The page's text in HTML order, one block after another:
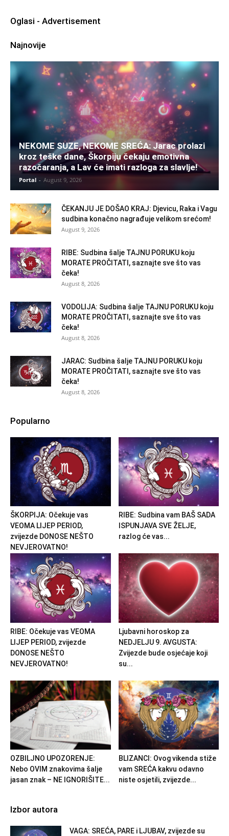
Oglasi - Advertisement
Najnovije
NEKOME SUZE, NEKOME SREĆA: Jarac prolazi
kroz teške dane, Škorpiju čekaju emotivna
razočaranja, a Lav će imati razloga za slavlje!
Portal - August 9, 2026
ČEKANJU JE DOŠAO KRAJ: Djevicu, Raka i Vagu
sudbina konačno nagrađuje velikom srećom!
August 9, 2026
RIBE: Sudbina šalje TAJNU PORUKU koju
MORATE PROČITATI, saznajte sve što vas
čeka!
August 8, 2026
VODOLIJA: Sudbina šalje TAJNU PORUKU koju
MORATE PROČITATI, saznajte sve što vas
čeka!
August 8, 2026
JARAC: Sudbina šalje TAJNU PORUKU koju
MORATE PROČITATI, saznajte sve što vas
čeka!
August 8, 2026
Popularno
ŠKORPIJA: Očekuje vas
VEOMA LIJEP PERIOD,
zvijezde DONOSE NEŠTO
NEVJEROVATNO!
RIBE: Sudbina vam BAŠ SADA
ISPUNJAVA SVE ŽELJE,
razlog će vas...
RIBE: Očekuje vas VEOMA
LIJEP PERIOD, zvijezde
DONOSE NEŠTO
NEVJEROVATNO!
Ljubavni horoskop za
NEDJELJU 9. AVGUSTA:
Zvijezde bude osjećaje koji
su...
OZBILJNO UPOZORENJE:
Nebo OVIM znakovima šalje
jasan znak – NE IGNORIŠITE...
BLIZANCI: Ovog vikenda stiže
vam SREĆA kakvu odavno
niste osjetili, zvijezde...
Izbor autora
VAGA: SREĆA, PARE i LJUBAV, zvijezde su